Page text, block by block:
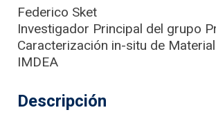
Federico Sket
Investigador Principal del grupo
Caracterización in-situ de
IMDEA
Descripción